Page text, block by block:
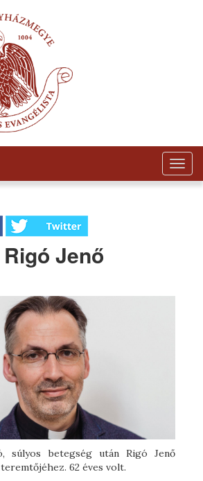
Jenő
súlyos betegség után Rigó Jenő
62 éves volt.